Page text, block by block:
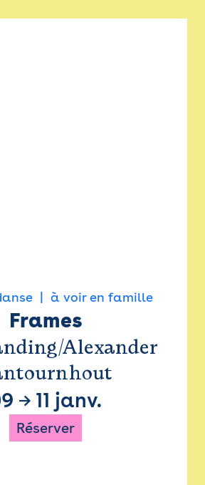
à voir en famille
Frames
Alexander
→ 11 janv.
Réserver